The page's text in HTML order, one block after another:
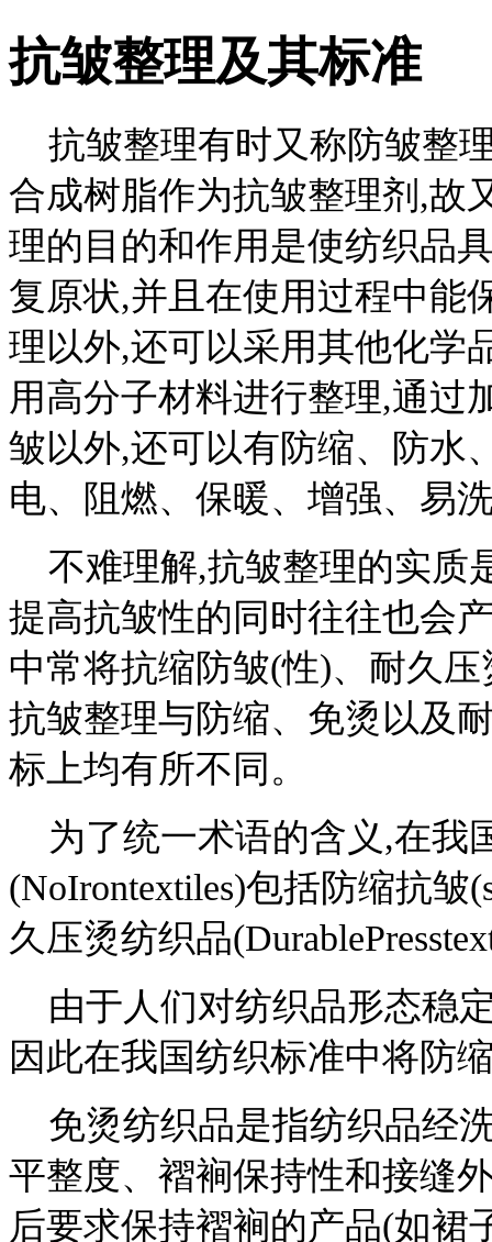
抗皱整理及其标准
抗皱整理有时又称防皱整
合成树脂作为抗皱整理剂,故
理的目的和作用是使纺织品
复原状,并且在使用过程中能
理以外,还可以采用其他化学
用高分子材料进行整理,通过
皱以外,还可以有防缩、防水
电、阻燃、保暖、增强、易
不难理解,抗皱整理的实质
提高抗皱性的同时往往也会
中常将抗缩防皱(性)、耐久
抗皱整理与防缩、免烫以及
标上均有所不同。
为了统一术语的含义,在我
(NoIrontextiles)包括防缩抗皱
久压烫纺织品
由于人们对纺织品形态稳
因此在我国纺织标准中将防
免烫纺织品是指纺织品经
平整度、褶裥保持性和接缝
后要求保持褶裥的产品(如裙